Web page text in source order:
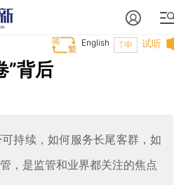
试听
T中
English
”背后
持续，如何服务长尾客群，如
，是监管和业界都关注的焦点